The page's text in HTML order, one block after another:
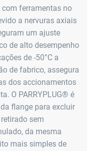
com ferramentas no
a nervuras axiais
um ajuste
de alto desempenho
de -50°C a
de fabrico, assegura
dos accionamentos
O PARRYPLUG® é
flange para excluir
sem
da mesma
mais simples de